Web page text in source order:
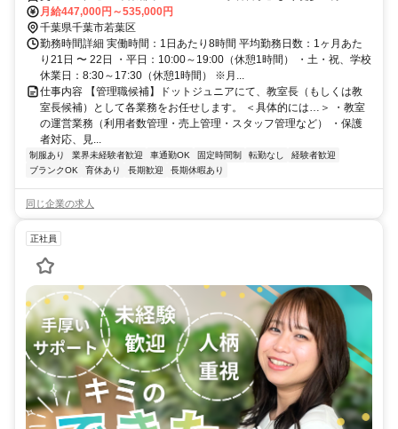
月給447,000円～535,000円
千葉県千葉市若葉区
勤務時間詳細 実働時間：1日あたり8時間 平均勤務日数：1ヶ月あた
り21日 〜 22日 ・平日：10:00～19:00（休憩1時間） ・土・祝、学校
休業日：8:30～17:30（休憩1時間） ※月...
仕事内容 【管理職候補】ドットジュニアにて、教室長（もしくは教
室長候補）として各業務をお任せします。 ＜具体的には…＞ ・教室
の運営業務（利用者数管理・売上管理・スタッフ管理など） ・保護
者対応、見...
制服あり 業界未経験者歓迎 車通勤OK 固定時間制 転勤なし
経験者歓迎
ブランクOK
育休あり 長期歓迎 長期休暇あり
同じ企業の求人
正社員